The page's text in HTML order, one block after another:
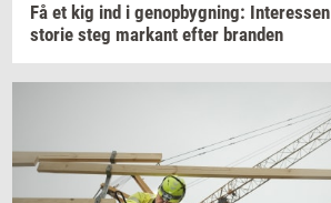
Få et kig ind i genop­byg­ning: In­ter­es­sen
sto­rie steg mar­kant efter bran­den